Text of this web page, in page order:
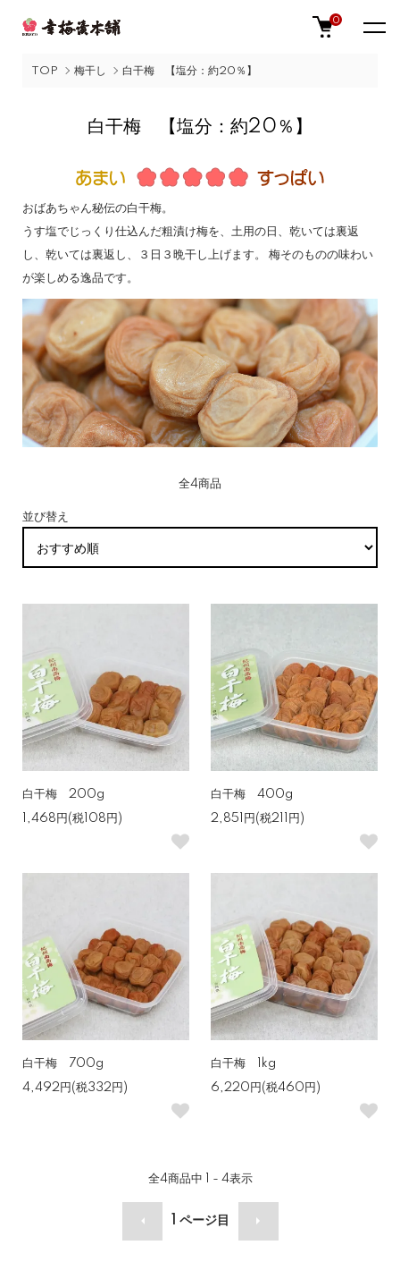
0
TOP 梅干し 白干梅 【塩分：約20％】
白干梅 【塩分：約20％】
おばあちゃん秘伝の白干梅。
うす塩でじっくり仕込んだ粗漬け梅を、土用の日、乾いては裏返
し、乾いては裏返し、３日３晩干し上げます。 梅そのものの味わい
が楽しめる逸品です。
全4商品
並び替え
白干梅 200g
1,468円(税108円)
白干梅 400g
2,851円(税211円)
白干梅 700g
4,492円(税332円)
白干梅 1kg
6,220円(税460円)
全4商品中 1 - 4表示
ページ目